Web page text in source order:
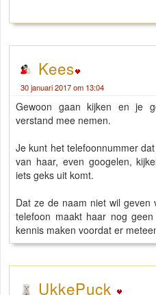
Kees
30 januari 2017 om 13:04
Gewoon gaan kijken en je
verstand mee nemen.
Je kunt het telefoonnummer
van haar, even googelen,
iets geks uit komt.
Dat ze de naam niet wil geven
telefoon maakt haar nog
kennis maken voordat er
UkkePuck